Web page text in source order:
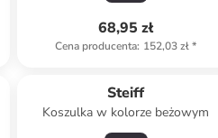
68,95 zł
Cena producenta: 152,03 zł*
Steiff
Koszulka w kolorze beżowym